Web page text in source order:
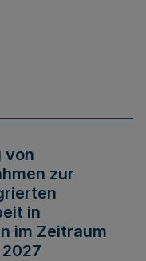
von
zur
in
im Zeitraum